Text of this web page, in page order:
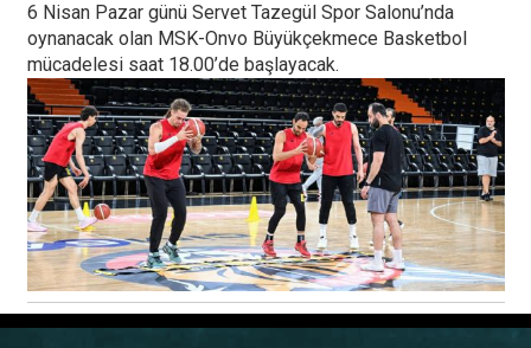
6 Nisan Pazar günü Servet Tazegül Spor Salonu’nda
oynanacak olan MSK-Onvo Büyükçekmece Basketbol
mücadelesi saat 18.00’de başlayacak.